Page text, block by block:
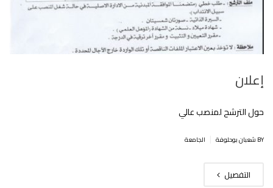
إعلان
حول الترشح لمنصب عالي
BY شعبان بوحلوفة الجامعة
التفصيل